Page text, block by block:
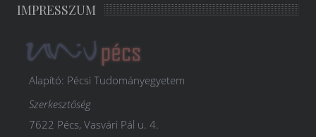
IMPRESSZUM
Alapító: Pécsi Tudományegyetem
Szerkesztőség
7622 Pécs, Vasvári Pál u. 4.